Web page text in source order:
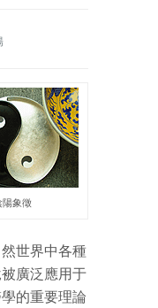
陽象徵
世界中各種
廣泛應用于
的重要理論